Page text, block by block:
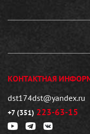
КОНТАКТНАЯ
dst174dst@yandex.ru
+7 (351) 223-63-15